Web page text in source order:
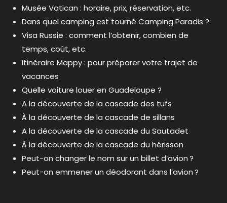
Musée Vatican : horaire, prix, réservation, etc.
Dans quel camping est tourné Camping Paradis ?
Visa Russie : comment l’obtenir, combien de
temps, coût, etc.
Itinéraire Mappy : pour préparer votre trajet de
vacances
Quelle voiture louer en Guadeloupe ?
A la découverte de la cascade des tufs
À la découverte de la cascade de sillans
A la découverte de la cascade du Sautadet
À la découverte de la cascade du hérisson
Peut-on changer le nom sur un billet d’avion ?
Peut-on emmener un déodorant dans l’avion ?